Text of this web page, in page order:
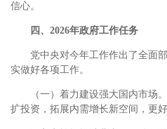
信心。
四、2026年政府工作任务
党中央对今年工作作出了全面
实做好各项工作。
（一）着力建设强大国内市场
扩投资，拓展内需增长新空间，更